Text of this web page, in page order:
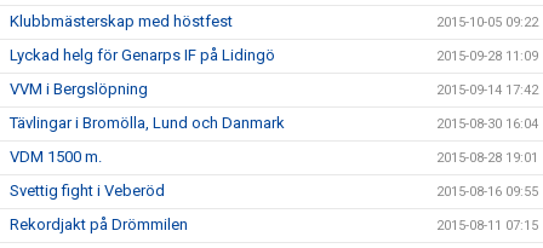
Klubbmästerskap med höstfest 2015-10-05 09:22
Lyckad helg för Genarps IF på Lidingö 2015-09-28 11:09
VVM i Bergslöpning 2015-09-14 17:42
Tävlingar i Bromölla, Lund och Danmark 2015-08-30 16:04
VDM 1500 m. 2015-08-28 19:01
Svettig fight i Veberöd 2015-08-16 09:55
Rekordjakt på Drömmilen 2015-08-11 07:15